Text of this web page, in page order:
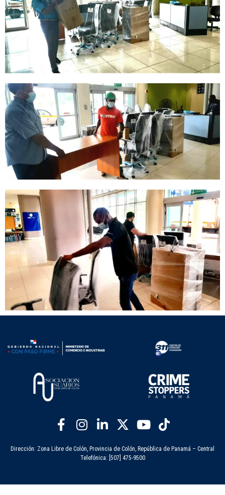
Dirección: Zona Libre de Colón, Provincia de Colón, República de Panamá – Central
Telefónica: [507] 475-9500